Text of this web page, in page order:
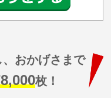
おかげさまで
枚！